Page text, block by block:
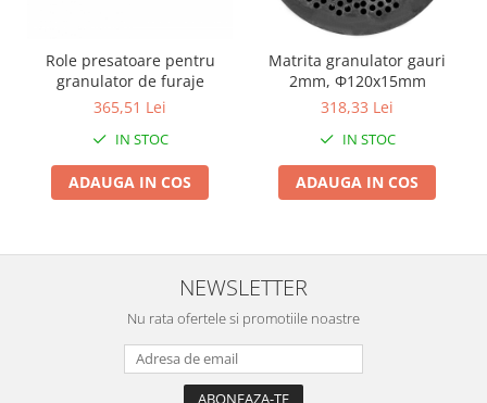
Articole antidaunatori gradina
Sere si solarii
Suflante si aspiratoare exterior
Unelte manuale de gradina -
Masini de maturat manuale
Masini batut stalpi
Pentru Casa si Camping
Aragaze, plite, piese butelii de
Role presatoare pentru
granulator de furaje
365,51 Lei
IN STOC
ADAUGA IN COS
Matrita granulator gauri
2mm, Φ120x15mm
318,33 Lei
IN STOC
ADAUGA IN COS
NEWSLETTER
Nu rata ofertele si promotiile noastre